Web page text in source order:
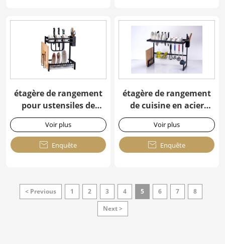
étagère de rangement
pour ustensiles de
cuisine
Voir plus
 Enquête
étagère de rangement
de cuisine en acier
inoxydable
Voir plus
 Enquête
< Previous 1 2 3 4 5 6 7
8
Next >